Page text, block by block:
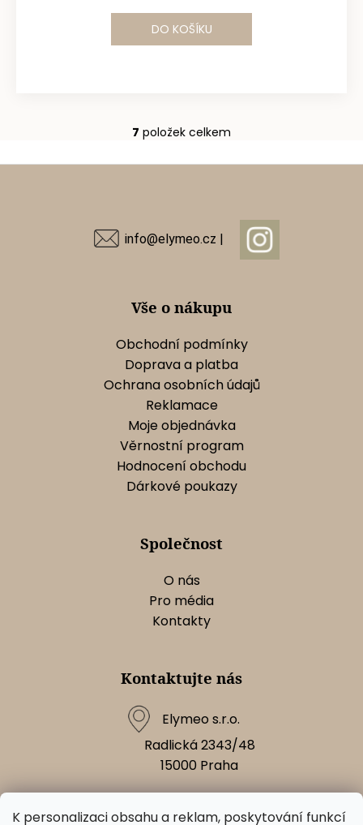
K personalizaci obsahu a reklam, poskytování funkcí
DO KOŠÍKU
O
c
r
v
k
y
v
ý
p
i
s
u
7 položek celkem
info@elymeo.cz |
Vše o nákupu
Obchodní podmínky
Doprava a platba
Ochrana osobních údajů
Reklamace
Moje objednávka
Věrnostní program
Hodnocení obchodu
Dárkové poukazy
Společnost
O nás
Pro média
Kontakty
Kontaktujte nás
Elymeo s.r.o.
Radlická 2343/48
15000 Praha
Napište nám!